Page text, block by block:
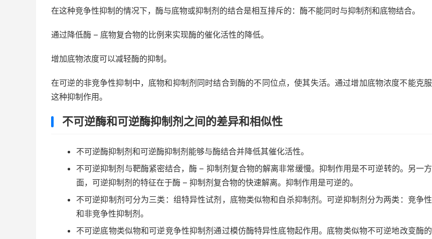
在这种竞争性抑制的情况下，酶与底物或抑制剂的结合是相互排斥的：酶不能同时与抑制剂和底物结合。
通过降低酶 – 底物复合物的比例来实现酶的催化活性的降低。
增加底物浓度可以减轻酶的抑制。
在可逆的非竞争性抑制中，底物和抑制剂同时结合到酶的不同位点，使其失活。通过增加底物浓度不能克服
这种抑制作用。
不可逆酶和可逆酶抑制剂之间的差异和相似性
不可逆酶抑制剂和可逆酶抑制剂能够与酶结合并降低其催化活性。
不可逆抑制剂与靶酶紧密结合，酶 – 抑制剂复合物的解离非常缓慢。抑制作用是不可逆转的。另一方
面，可逆抑制剂的特征在于酶 – 抑制剂复合物的快速解离。抑制作用是可逆的。
不可逆抑制剂可分为三类：组特异性试剂，底物类似物和自杀抑制剂。可逆抑制剂分为两类：竞争性
和非竞争性抑制剂。
不可逆底物类似物和可逆竞争性抑制剂通过模仿酶特异性底物起作用。底物类似物不可逆地改变酶的